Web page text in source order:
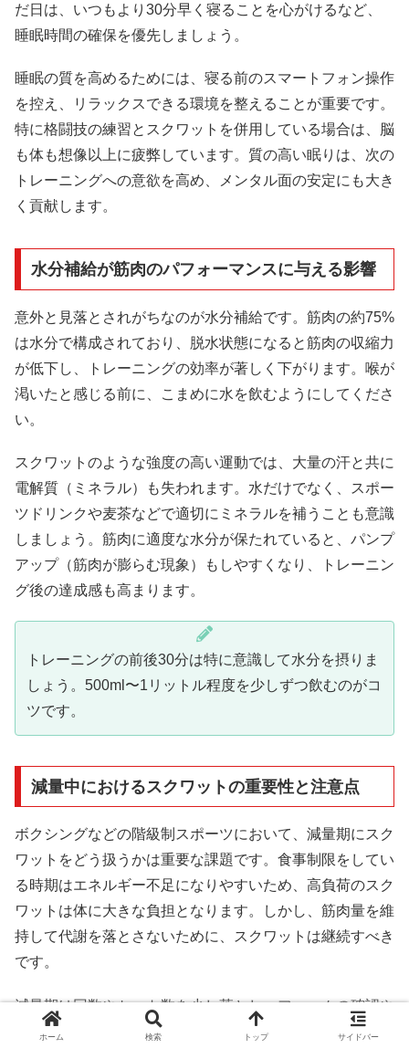
だ日は、いつもより30分早く寝ることを心がけるなど、
睡眠時間の確保を優先しましょう。
睡眠の質を高めるためには、寝る前のスマートフォン操作
を控え、リラックスできる環境を整えることが重要です。
特に格闘技の練習とスクワットを併用している場合は、脳
も体も想像以上に疲弊しています。質の高い眠りは、次の
トレーニングへの意欲を高め、メンタル面の安定にも大き
く貢献します。
水分補給が筋肉のパフォーマンスに与える影響
意外と見落とされがちなのが水分補給です。筋肉の約75%
は水分で構成されており、脱水状態になると筋肉の収縮力
が低下し、トレーニングの効率が著しく下がります。喉が
渇いたと感じる前に、こまめに水を飲むようにしてくださ
い。
スクワットのような強度の高い運動では、大量の汗と共に
電解質（ミネラル）も失われます。水だけでなく、スポー
ツドリンクや麦茶などで適切にミネラルを補うことも意識
しましょう。筋肉に適度な水分が保たれていると、パンプ
アップ（筋肉が膨らむ現象）もしやすくなり、トレーニン
グ後の達成感も高まります。
トレーニングの前後30分は特に意識して水分を摂りま
しょう。500ml〜1リットル程度を少しずつ飲むのがコ
ツです。
減量中におけるスクワットの重要性と注意点
ボクシングなどの階級制スポーツにおいて、減量期にスク
ワットをどう扱うかは重要な課題です。食事制限をしてい
る時期はエネルギー不足になりやすいため、高負荷のスク
ワットは体に大きな負担となります。しかし、筋肉量を維
持して代謝を落とさないために、スクワットは継続すべき
です。
減量期は回数やセット数を少し落とし、フォームの確認や
「筋肉を維持すること」に主眼を置いたメニューに切り替
ホーム 検索 トップ サイドバー